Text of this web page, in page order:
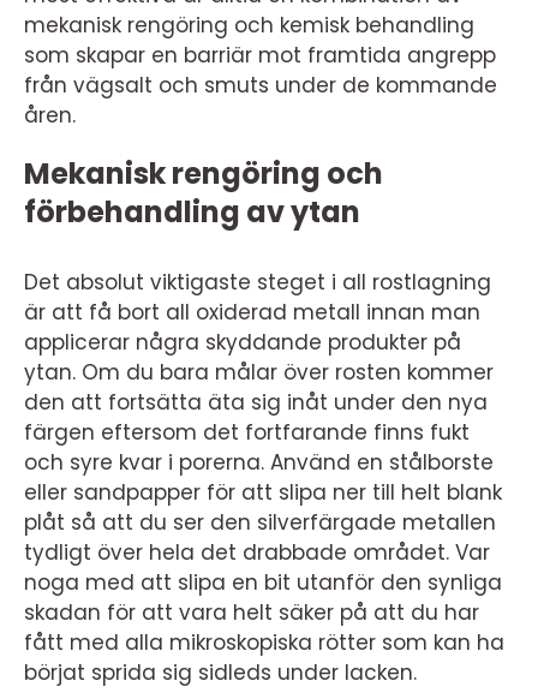
mekanisk rengöring och kemisk behandling
som skapar en barriär mot framtida angrepp
från vägsalt och smuts under de kommande
åren.
Mekanisk rengöring och
förbehandling av ytan
Det absolut viktigaste steget i all rostlagning
är att få bort all oxiderad metall innan man
applicerar några skyddande produkter på
ytan. Om du bara målar över rosten kommer
den att fortsätta äta sig inåt under den nya
färgen eftersom det fortfarande finns fukt
och syre kvar i porerna. Använd en stålborste
eller sandpapper för att slipa ner till helt blank
plåt så att du ser den silverfärgade metallen
tydligt över hela det drabbade området. Var
noga med att slipa en bit utanför den synliga
skadan för att vara helt säker på att du har
fått med alla mikroskopiska rötter som kan ha
börjat sprida sig sidleds under lacken.